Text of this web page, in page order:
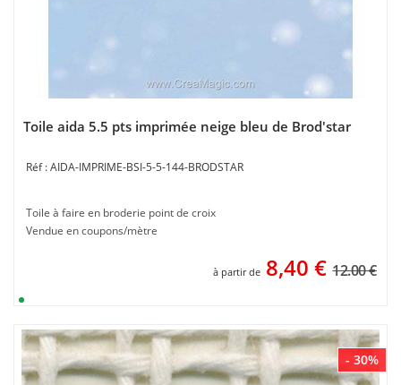
Toile aida 5.5 pts imprimée neige bleu de Brod'star
AIDA-IMPRIME-BSI-5-5-144-BRODSTAR
Toile à faire en broderie point de croix
Vendue en coupons/mètre
à partir de 8,40 € 12.00 €
- 30%